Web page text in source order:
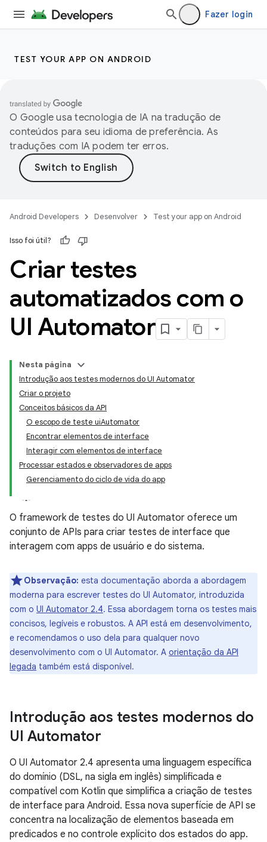
Fazer login
TEST YOUR APP ON ANDROID
O Google usa tecnologia de IA na tradução de
conteúdos para seu idioma de preferência. As
traduções com IA podem ter erros.
Android Developers Desenvolver Test your app on Android
Isso foi útil?
Criar testes
automatizados com o
UI Automator
Nesta página
Introdução aos testes modernos do UI Automator
Criar o projeto
Conceitos básicos da API
O escopo de teste uiAutomator
Encontrar elementos de interface
Interagir com elementos de interface
Processar estados e observadores de apps
Gerenciamento do ciclo de vida do app
O framework de testes do UI Automator oferece um
conjunto de APIs para criar testes de interface que
interagem com apps de usuário e do sistema.
Observação: esta documentação aborda a abordagem
moderna para escrever testes do UI Automator, introduzida
com o UI Automator 2.4. Essa abordagem torna os testes mais
concisos, legíveis e robustos. A API está em desenvolvimento,
e recomendamos o uso dela para qualquer novo
desenvolvimento com o UI Automator. A orientação da API
legada também está disponível.
Introdução aos testes modernos do
UI Automator
O UI Automator 2.4 apresenta uma linguagem específica
do domínio (DSL, na sigla em inglês) simplificada e
compatível com Kotlin que simplifica a criação de testes
de interface para Android. Essa nova superfície de API se
concentra na localização de elementos baseada em
predicados e no controle explícito dos estados do app.